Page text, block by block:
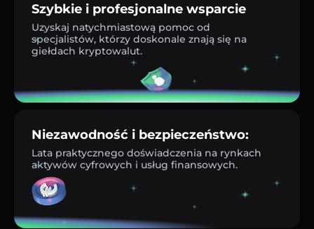
Szybkie i profesjonalne wsparcie
Uzyskaj natychmiastową pomoc od
specjalistów, którzy doskonale znają się na
giełdach kryptowalut.
Niezawodność i bezpieczeństwo:
Lata praktycznego doświadczenia na rynkach
aktywów cyfrowych i usług finansowych.